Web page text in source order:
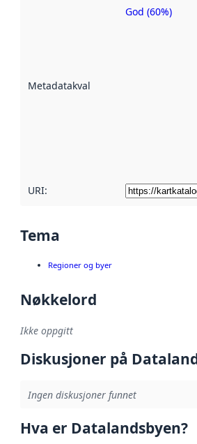
Metadatakvalitet
Metadatakvalitet
God (60%)
URI:
Tema
Regioner og byer
Nøkkelord
Ikke oppgitt
Diskusjoner på
Ingen diskusjoner funnet
Hva er Datalandsbyen?